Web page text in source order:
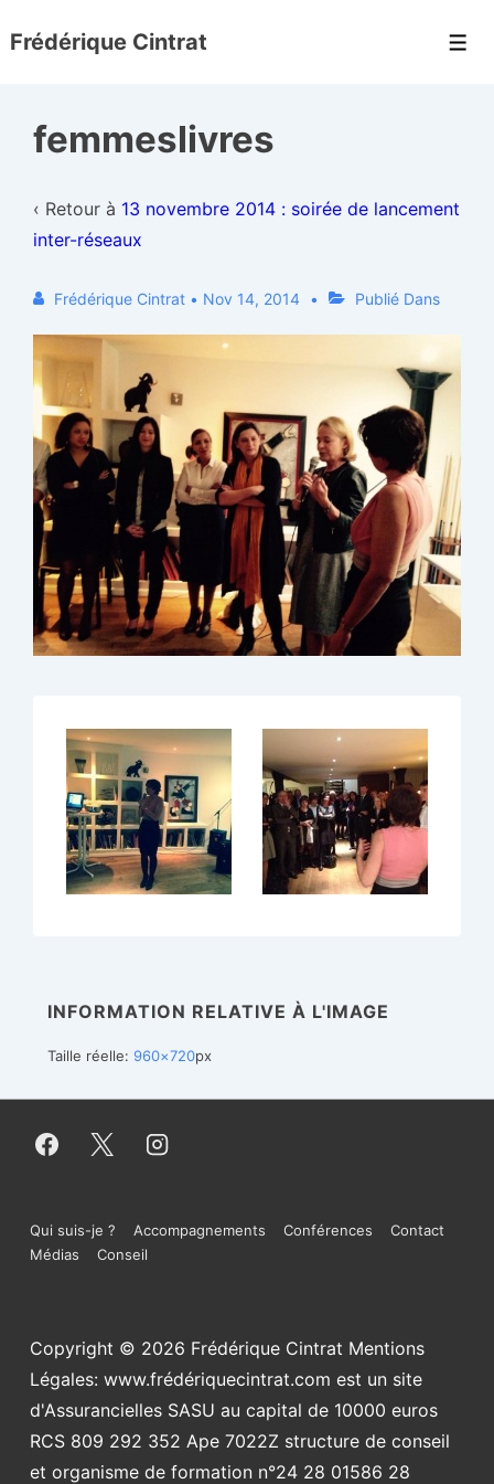
passer
principal
Frédérique Cintrat
femmeslivres
‹ Retour à 13 novembre 2014 : soirée de lancement
inter-réseaux
Frédérique Cintrat • Nov 14, 2014 Publié Dans
INFORMATION RELATIVE À L'IMAGE
Taille réelle: 960×720px
Menu
de
page
Qui suis-je ? Accompagnements Conférences
Contact
Médias
Conseil
Copyright © 2026 Frédérique Cintrat Mentions
Légales: www.frédériquecintrat.com est un site
d'Assurancielles SASU au capital de 10000 euros
RCS 809 292 352 Ape 7022Z structure de conseil
et organisme de formation n°24 28 01586 28